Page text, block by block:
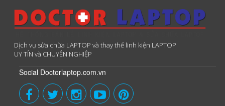
Dịch vụ sửa chữa LAPTOP và thay thế linh kiện LAPTOP
UY TÍN và CHUYÊN NGHIỆP
Social Doctorlaptop.com.vn